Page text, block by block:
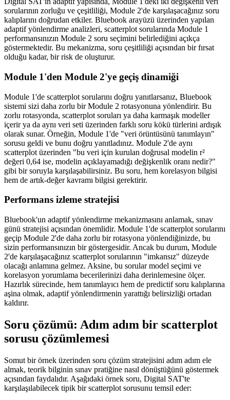
sorularının zorluğu ve çeşitliliği, Module 2'de karşılaşacağınız soru
kalıplarını doğrudan etkiler. Bluebook arayüzü üzerinden yapılan
adaptif yönlendirme analizleri, scatterplot sorularında Module 1
performansınızın Module 2 soru seçimini belirlediğini açıkça
göstermektedir. Bu mekanizma, soru çeşitliliği açısından bir fırsat
olduğu kadar, bir risk de oluşturur.
Module 1'den Module 2'ye geçiş dinamiği
Module 1'de scatterplot sorularını doğru yanıtlarsanız, Bluebook
sistemi sizi daha zorlu bir Module 2 rotasyonuna yönlendirir. Bu
zorlu rotasyonda, scatterplot soruları ya daha karmaşık modeller
içerir ya da aynı veri seti üzerinden farklı soru kökü türlerini ardışık
olarak sunar. Örneğin, Module 1'de "veri örüntüsünü tanımlayın"
sorusu geldi ve bunu doğru yanıtladınız. Module 2'de aynı
scatterplot üzerinden "bu veri için kurulan doğrusal modelin r²
değeri 0,64 ise, modelin açıklayamadığı değişkenlik oranı nedir?"
gibi bir soruyla karşılaşabilirsiniz. Bu soru, hem korelasyon bilgisi
hem de artık-değer kavramı bilgisi gerektirir.
Performans izleme stratejisi
Bluebook'un adaptif yönlendirme mekanizmasını anlamak, sınav
günü stratejisi açısından önemlidir. Module 1'de scatterplot sorularını
geçip Module 2'de daha zorlu bir rotasyona yönlendiğinizde, bu
sizin performansınızın bir göstergesidir. Ancak bu durum, Module
2'de karşılaşacağınız scatterplot sorularının "imkansız" düzeyde
olacağı anlamına gelmez. Aksine, bu sorular model seçimi ve
korelasyon yorumlama becerilerinizi daha derinlemesine ölçer.
Hazırlık sürecinde, hem tanımlayıcı hem de predictif soru kalıplarına
aşina olmak, adaptif yönlendirmenin yarattığı belirsizliği ortadan
kaldırır.
Soru çözümü: Adım adım bir scatterplot
sorusu çözümlemesi
Somut bir örnek üzerinden soru çözüm stratejisini adım adım ele
almak, teorik bilginin sınav pratiğine nasıl dönüştüğünü göstermek
açısından faydalıdır. Aşağıdaki örnek soru, Digital SAT'te
karşılaşılabilecek tipik bir scatterplot sorusunu temsil eder: